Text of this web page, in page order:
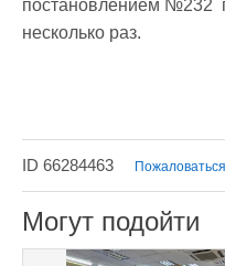
постановлением №232
несколько раз.
ID 66284463
Могут подойти